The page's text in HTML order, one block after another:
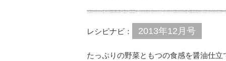
レシピナビ： 2013年12月号
たっぷりの野菜ともつの食感を醤油仕立